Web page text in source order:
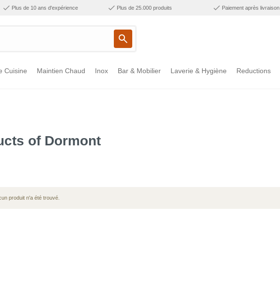
Plus de 10 ans d'expérience Plus de 25.000 produits Paiement après livraison
Cuisine Maintien Chaud Inox Bar & Mobilier Laverie & Hygiène Reductions
of Dormont
produit n'a été trouvé.